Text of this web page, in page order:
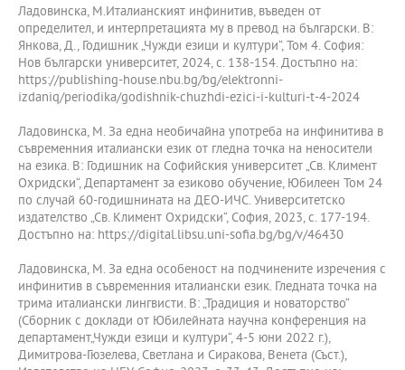
Ладовинска, М.Италианският инфинитив, въведен от
определител, и интерпретацията му в превод на български. В:
Янкова, Д., Годишник „Чужди езици и култури“, Том 4. София:
Нов български университет, 2024, с. 138-154. Достъпно на:
https://publishing-house.nbu.bg/bg/elektronni-
izdaniq/periodika/godishnik-chuzhdi-ezici-i-kulturi-t-4-2024
Ладовинска, М. За една необичайна употреба на инфинитива в
съвременния италиански език от гледна точка на неносители
на езика. В: Годишник на Софийския университет „Св. Климент
Охридски“, Департамент за езиково обучение, Юбилеен Том 24
по случай 60-годишнината на ДЕО-ИЧС. Университетско
издателство „Св. Климент Охридски“, София, 2023, с. 177-194.
Достъпно на: https://digital.libsu.uni-sofia.bg/bg/v/46430
Ладовинска, М. За една особеност на подчинените изречения с
инфинитив в съвременния италиански език. Гледната точка на
трима италиански лингвисти. В: „Традиция и новаторство“
(Сборник с доклади от Юбилейната научна конференция на
департамент„Чужди езици и култури“, 4-5 юни 2022 г.),
Димитрова-Гюзелева, Светлана и Сиракова, Венета (Съст.),